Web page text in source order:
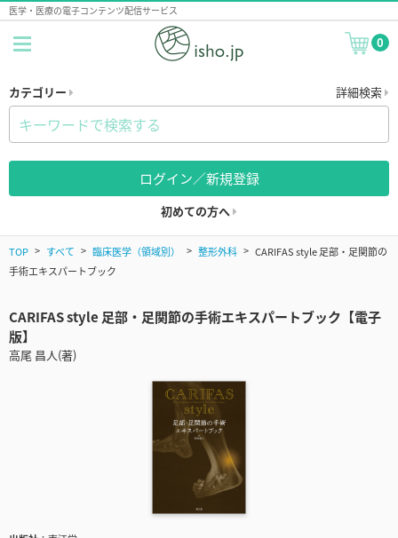
医学・医療の電子コンテンツ配信サービス
0
カテゴリー 詳細検索
ログイン／新規登録
初めての方へ
TOP すべて 臨床医学（領域別） 整形外科
CARIFAS style 足部・足関節の
手術エキスパートブック
CARIFAS style 足部・足関節の手術エキスパートブック【電子
版】
高尾 昌人(著)